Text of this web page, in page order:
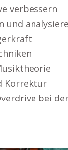
verbessern
und
Korrektur
bei